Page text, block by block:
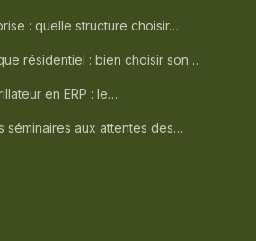
: quelle structure choisir…
résidentiel : bien choisir son…
en ERP : le…
séminaires aux attentes des…